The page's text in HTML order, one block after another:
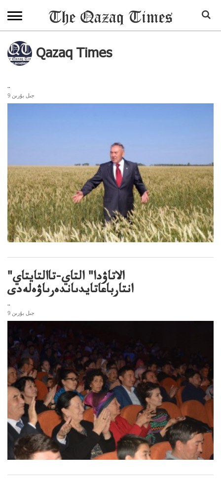
Qazaq Times
..
9 جىل بۇرىن
"الاتاۋدا" التاي-تاالتايتاي
انتارباعاتايدىاندەرىاۋەلەدى
..
9 جىل بۇرىن